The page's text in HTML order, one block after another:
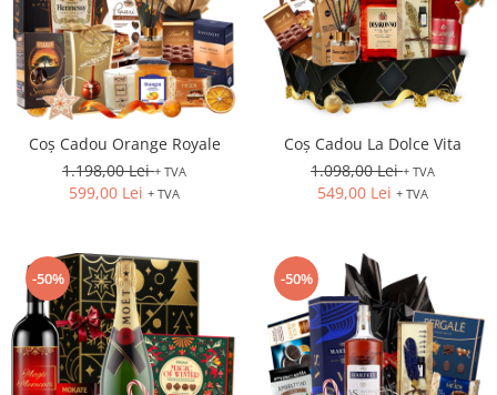
Coș Cadou Orange Royale
1.198,00 Lei+ TVA
599,00 Lei + TVA
Coș Cadou La Dolce Vita
1.098,00 Lei+ TVA
549,00 Lei + TVA
-50% -50%